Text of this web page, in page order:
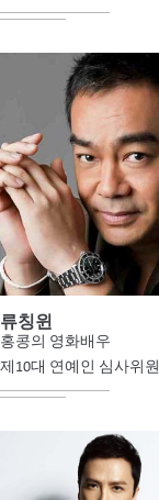
류칭윈
홍콩의 영화배우
제10대 연예인 심사위원